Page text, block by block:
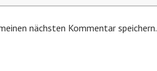
nächsten Kommentar speichern.